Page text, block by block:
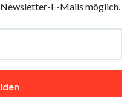
E-Mails möglich.